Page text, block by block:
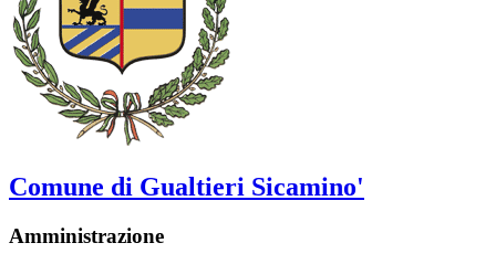
Comune di Gualtieri Sicamino'
Amministrazione